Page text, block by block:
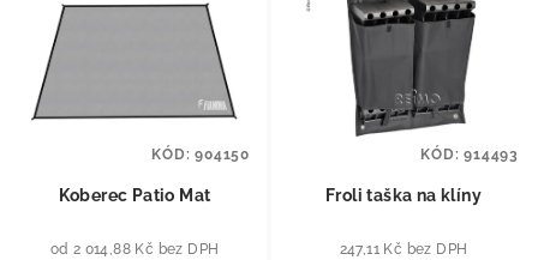
Koberec Patio Mat
od 2 014,88 Kč bez DPH
KÓD:904150
Froli taška na klíny
247,11 Kč bez DPH
KÓD:914493